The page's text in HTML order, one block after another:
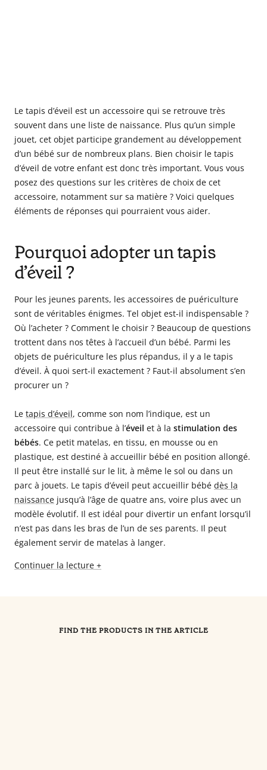
Le tapis d’éveil est un accessoire qui se retrouve très
souvent dans une liste de naissance. Plus qu’un simple
jouet, cet objet participe grandement au développement
d’un bébé sur de nombreux plans. Bien choisir le tapis
d’éveil de votre enfant est donc très important. Vous vous
posez des questions sur les critères de choix de cet
accessoire, notamment sur sa matière ? Voici quelques
éléments de réponses qui pourraient vous aider.
Pourquoi adopter un tapis
d’éveil ?
Pour les jeunes parents, les accessoires de puériculture
sont de véritables énigmes. Tel objet est-il indispensable ?
Où l’acheter ? Comment le choisir ? Beaucoup de questions
trottent dans nos têtes à l’accueil d’un bébé. Parmi les
objets de puériculture les plus répandus, il y a le tapis
d’éveil. À quoi sert-il exactement ? Faut-il absolument s’en
procurer un ?
Le tapis d’éveil, comme son nom l’indique, est un
accessoire qui contribue à l’éveil et à la stimulation des
bébés. Ce petit matelas, en tissu, en mousse ou en
plastique, est destiné à accueillir bébé en position allongé.
Il peut être installé sur le lit, à même le sol ou dans un
parc à jouets. Le tapis d’éveil peut accueillir bébé dès la
naissance jusqu’à l’âge de quatre ans, voire plus avec un
modèle évolutif. Il est idéal pour divertir un enfant lorsqu’il
n’est pas dans les bras de l’un de ses parents. Il peut
également servir de matelas à langer.
Continuer la lecture +
FIND THE PRODUCTS IN THE ARTICLE